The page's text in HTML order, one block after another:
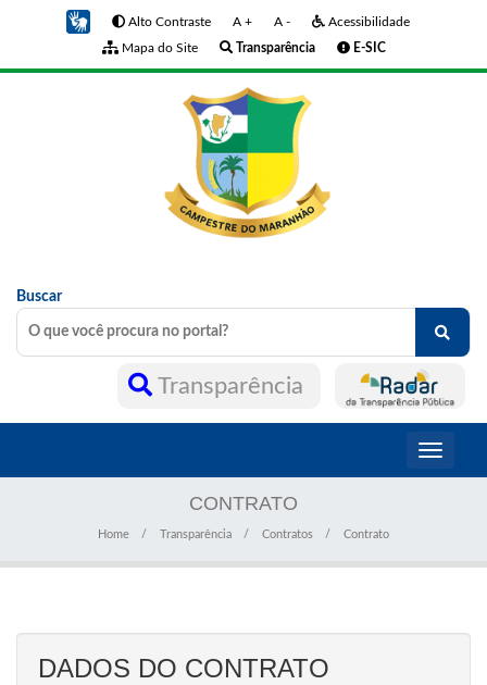
Alto Contraste A + A -
Acessibilidade
Mapa do Site
Transparência E-SIC
Buscar
Transparência
Toggle
CONTRATO
Home Transparência Contratos Contrato
DADOS DO CONTRATO